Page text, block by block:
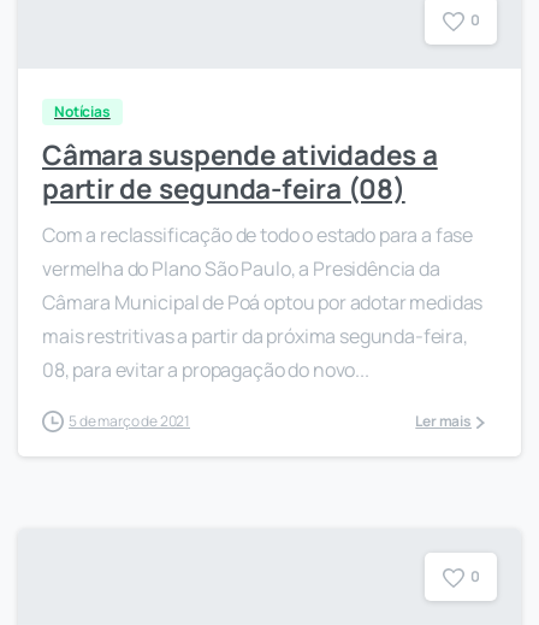
0
Notícias
Câmara suspende atividades a
partir de segunda-feira (08)
Com a reclassificação de todo o estado para a fase
vermelha do Plano São Paulo, a Presidência da
Câmara Municipal de Poá optou por adotar medidas
mais restritivas a partir da próxima segunda-feira,
08, para evitar a propagação do novo...
5 de março de 2021 Ler mais
0